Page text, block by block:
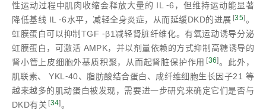
性运动过程中肌肉收缩会释放大量的 IL ⁃6，但维持运动能显著
降低基线 IL ⁃6水平，减轻全身炎症，从而延缓DKD的进展 [35]。
虹膜蛋白可以抑制TGF ⁃β1减轻肾脏纤维化。有氧运动诱导分泌
虹膜蛋白，可激活 AMPK，并以剂量依赖的方式抑制高糖诱导的
肾小管上皮细胞外基质积聚，从而起肾脏保护作用 [36]。此外，
肌联素、 YKL⁃40、脂肪酸结合蛋白、成纤维细胞生长因子21 等
越来越多的肌动蛋白被发现，需要进一步研究来确定它们是否与
DKD有关 [34]。